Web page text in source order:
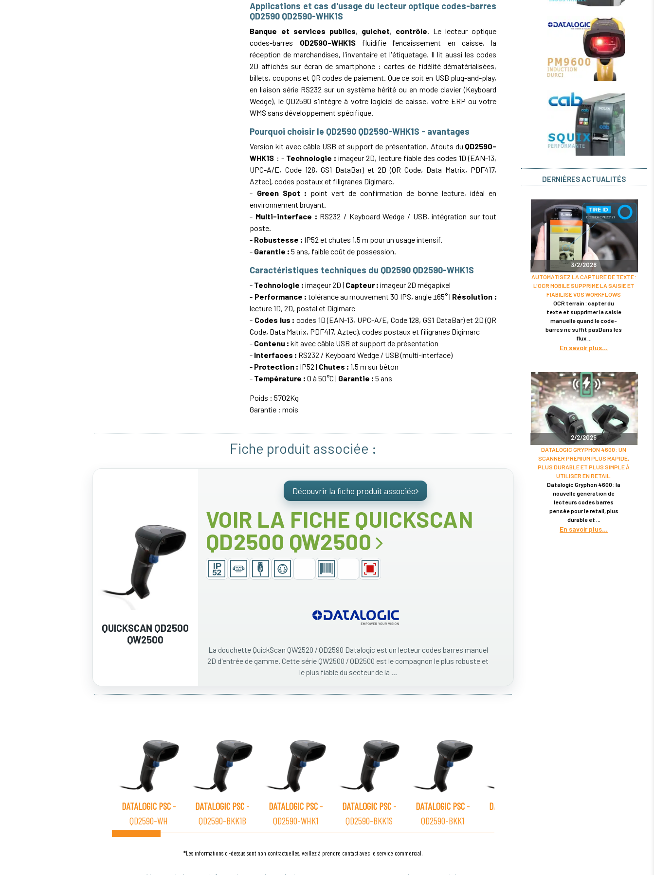
Applications et cas d'usage du lecteur optique codes-barres
QD2590 QD2590-WHK1S
Banque et services publics, guichet, contrôle. Le lecteur optique
codes-barres QD2590-WHK1Sfluidifie l'encaissement en caisse, la
réception de marchandises, l'inventaire et l'étiquetage. Il lit aussi les codes
2D affichés sur écran de smartphone : cartes de fidélité dématérialisées,
billets, coupons et QR codes de paiement. Que ce soit en USB plug-and-play,
en liaison série RS232 sur un système hérité ou en mode clavier (Keyboard
Wedge), le QD2590 s'intègre à votre logiciel de caisse, votre ERP ou votre
WMS sans développement spécifique.
Pourquoi choisir le QD2590 QD2590-WHK1S - avantages
Version kit avec câble USB et support de présentation. Atouts du QD2590-
WHK1S : - Technologie : imageur 2D, lecture fiable des codes 1D (EAN-13,
UPC-A/E, Code 128, GS1 DataBar) et 2D (QR Code, Data Matrix, PDF417,
Aztec), codes postaux et filigranes Digimarc.
- Green Spot : point vert de confirmation de bonne lecture, idéal en
environnement bruyant.
- Multi-interface : RS232 / Keyboard Wedge / USB, intégration sur tout
poste.
- Robustesse : IP52 et chutes 1,5 m pour un usage intensif.
- Garantie : 5 ans, faible coût de possession.
Caractéristiques techniques du QD2590 QD2590-WHK1S
- Technologie : imageur 2D | Capteur : imageur 2D mégapixel
- Performance : tolérance au mouvement 30 IPS, angle ±65° | Résolution :
lecture 1D, 2D, postal et Digimarc
- Codes lus : codes 1D (EAN-13, UPC-A/E, Code 128, GS1 DataBar) et 2D (QR
Code, Data Matrix, PDF417, Aztec), codes postaux et filigranes Digimarc
- Contenu : kit avec câble USB et support de présentation
- Interfaces : RS232 / Keyboard Wedge / USB (multi-interface)
- Protection : IP52 | Chutes : 1,5 m sur béton
- Température : 0 à 50°C | Garantie : 5 ans
Poids : 5702Kg
Garantie : mois
Fiche produit associée :
QUICKSCAN QD2500
QW2500
Découvrir la fiche produit associée
VOIR LA FICHE QUICKSCAN
QD2500 QW2500
La douchette QuickScan QW2520 / QD2590 Datalogic est un lecteur codes barres manuel
2D d'entrée de gamme. Cette série QW2500 / QD2500 est le compagnon le plus robuste et
le plus fiable du secteur de la ...
DATALOGIC PSC-
QD2590-WH
DATALOGIC PSC-
QD2590-BKK1B
DATALOGIC PSC-
QD2590-WHK1
DATALOGIC PSC-
QD2590-BKK1S
DATALOGIC PSC-
QD2590-BKK1
DATALOGIC PSC
*Les informations ci-dessus sont non contractuelles, veillez à prendre contact avec le service commercial.
DERNIÈRES ACTUALITÉS
3/2/2026
AUTOMATISEZ LA CAPTURE DE TEXTE :
L'OCR MOBILE SUPPRIME LA SAISIE ET
FIABILISE VOS WORKFLOWS
OCR terrain : capter du
texte et supprimer la saisie
manuelle quand le code-
barres ne suffit pasDans les
flux
En savoir plus
2/2/2026
DATALOGIC GRYPHON 4600 : UN
SCANNER PREMIUM PLUS RAPIDE,
PLUS DURABLE ET PLUS SIMPLE À
UTILISER EN RETAIL.
Datalogic Gryphon 4600 : la
nouvelle génération de
lecteurs codes barres
pensée pour le retail, plus
durable et
En savoir plus